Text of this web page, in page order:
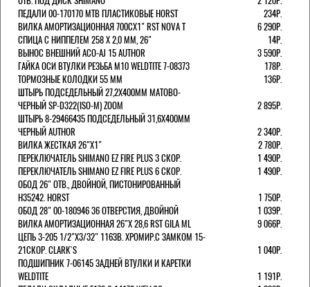
ПЕДАЛИ 00-170170 МТВ ПЛАСТИКОВЫЕ HORST
234Р.
ВИЛКА АМОРТИЗАЦИОННАЯ 700СХ1" RST NOVA T
6 290Р.
СПИЦА С НИППЕЛЕМ 258 Х 2,0 ММ, 26"
14Р.
ВЫНОС ВНЕШНИЙ ACO-AJ 15 AUTHOR
3 590Р.
ГАЙКА ОСИ ВТУЛКИ РЕЗЬБА М10 WELDTITE 7-08373
178Р.
ТОРМОЗНЫЕ КОЛОДКИ 55 ММ
136Р.
ШТЫРЬ ПОДСЕДЕЛЬНЫЙ 27,2Х400ММ МАТОВО-
ЧЕРНЫЙ SP-D322(ISO-M) ZOOM
2 895Р.
ШТЫРЬ 8-29466435 ПОДСЕДЕЛЬНЫЙ 31,6X400ММ
ЧЕРНЫЙ AUTHOR
2 340Р.
ВИЛКА ЖЕСТКАЯ 26"Х1"
2 780Р.
ПЕРЕКЛЮЧАТЕЛЬ SHIMANO EZ FIRE PLUS 3 СКОР.
1 490Р.
ПЕРЕКЛЮЧАТЕЛЬ SHIMANO EZ FIRE PLUS 6 СКОР.
1 490Р.
ОБОД 26" ОТВ., ДВОЙНОЙ, ПИСТОНИРОВАННЫЙ
H35242. HORST
1 750Р.
ОБОД 28" 00-180946 36 ОТВЕРСТИЯ, ДВОЙНОЙ
1 039Р.
ВИЛКА АМОРТИЗАЦИОННАЯ 26"Х 28,6 RST GILA ML
9 066Р.
ЦЕПЬ 3-205 1/2"X3/32" 116ЗВ. ХРОМИР.С ЗАМКОМ 15-
21СКОР. CLARK`S
1 040Р.
ПОДШИПНИК 7-06145 ЗАДНЕЙ ВТУЛКИ И КАРЕТКИ
WELDTITE
1 191Р.